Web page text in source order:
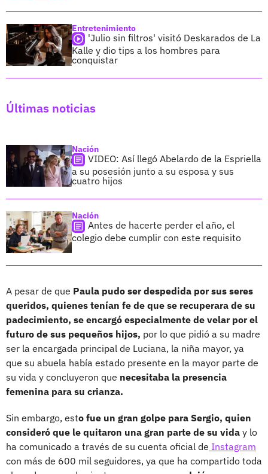
Entretenimiento
'Julio sin filtros' visitó Deskarados de La
Kalle y dio tips a los hombres para
conquistar
Últimas noticias
Nación
VIDEO: Así llegó Abelardo de la Espriella
a su posesión junto a su esposa y sus
cuatro hijos
Nación
Antes de hacerte perder el año, el
colegio debe cumplir con este requisito
A pesar de que Paula pudo ser despedida por sus seres
queridos, quienes tenían fe de que se recuperara de su
padecimiento, se encargó especialmente de velar por el
futuro de sus pequeños hijos, por lo que pidió a su madre
ser la encargada principal de Luciana, la niña mayor, ya
que su abuela había estado presente en la mayor parte de
su vida y concluyeron que necesitaba la presencia
femenina para su crianza.
Sin embargo, esto fue un gran golpe para Sergio, quien
consideró que le quitaron una gran parte de su vida y lo
ha comunicado a través de su cuenta oficial de Instagram
con más de 600 mil seguidores, ya que ha compartido toda